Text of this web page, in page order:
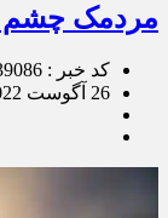
مردمک چشم
کد خبر : 39086
26 آگوست 2022 - 18:00